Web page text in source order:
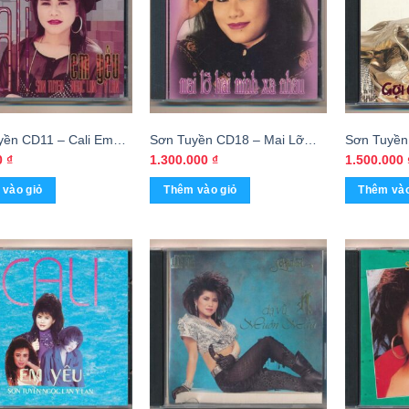
CD11 – Cali Em
Tuyền – Ngọc Lan
Góc, Bìa TB)
₫
vào giỏ
Sơn Tuyền CD18 – Mai Lỡ
Hai Mình Xa Nhau (3G)
KGTUS
1.300.000₫
Thêm vào giỏ
Sơn
Vương
(Gợi Giấc
Nhũ)
1.500.000
Thêm